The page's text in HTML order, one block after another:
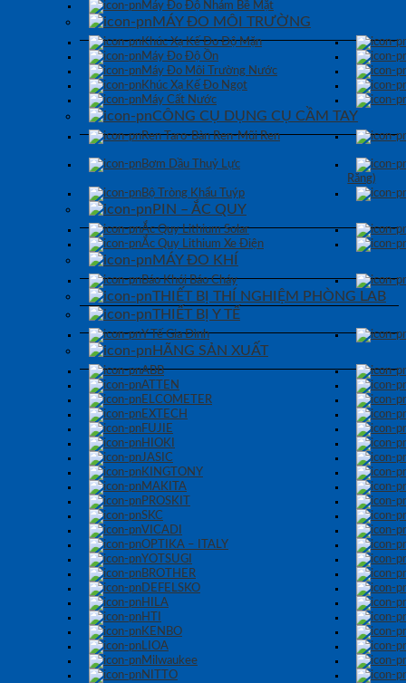
Máy Đo Độ Nhám Bề Mặt
MÁY ĐO MÔI TRƯỜNG
Khúc Xạ Kế Đo Độ Mặn
Máy Đo Độ Ồn
Máy Đo Môi Trường Nước
Khúc Xạ Kế Đo Ngọt
Máy Cất Nước
CÔNG CỤ DỤNG CỤ CẦM TAY
Ren Taro-Bàn Ren-Mũi Ren
Bơm Dầu Thuỷ Lực
Răng)
Bộ Tròng Khẩu Tuýp
PIN – ẮC QUY
Ắc Quy Lithium Solar
Ắc Quy Lithium Xe Điện
MÁY ĐO KHÍ
Báo Khói Báo Cháy
THIẾT BỊ THÍ NGHIỆM PHÒNG LAB
THIẾT BỊ Y TẾ
Y Tế Gia Đình
HÃNG SẢN XUẤT
ABB
ATTEN
ELCOMETER
EXTECH
FUJIE
HIOKI
JASIC
KINGTONY
MAKITA
PROSKIT
SKC
VICADI
OPTIKA – ITALY
YOTSUGI
BROTHER
DEFELSKO
HILA
HTI
KENBO
LIOA
Milwaukee
NITTO